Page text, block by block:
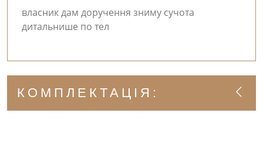
власник дам доручення зниму сучота
дитальнише по тел
КОМПЛЕКТАЦІЯ: